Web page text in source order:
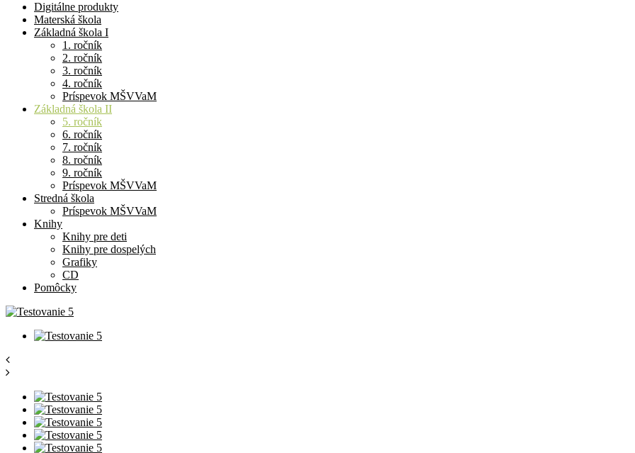
Digitálne produkty
Materská škola
Základná škola I
1. ročník
2. ročník
3. ročník
4. ročník
Príspevok MŠVVaM
Základná škola II
5. ročník
6. ročník
7. ročník
8. ročník
9. ročník
Príspevok MŠVVaM
Stredná škola
Príspevok MŠVVaM
Knihy
Knihy pre deti
Knihy pre dospelých
Grafiky
CD
Pomôcky